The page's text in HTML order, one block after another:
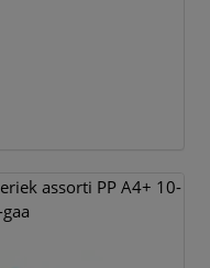
assorti PP A4+ 10-